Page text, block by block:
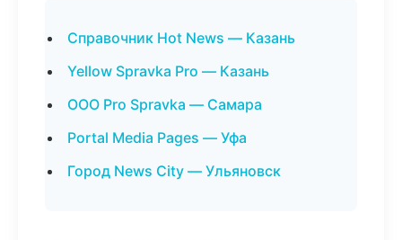
Справочник Hot News — Казань
Yellow Spravka Pro — Казань
ООО Pro Spravka — Самара
Portal Media Pages — Уфа
Город News City — Ульяновск